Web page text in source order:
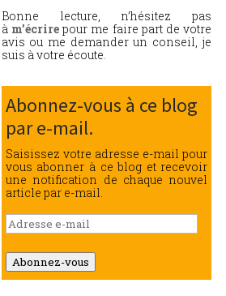
Bonne lecture, n’hésitez pas
à m’écrire pour me faire part de votre
avis ou me demander un conseil, je
suis à votre écoute.
Abonnez-vous à ce blog
par e-mail.
Saisissez votre adresse e-mail pour
vous abonner à ce blog et recevoir
une notification de chaque nouvel
article par e-mail.
Adresse
e-
mail
Abonnez-vous